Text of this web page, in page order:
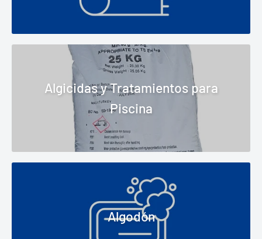
Algicidas y Tratamientos para
Piscina
Algodón